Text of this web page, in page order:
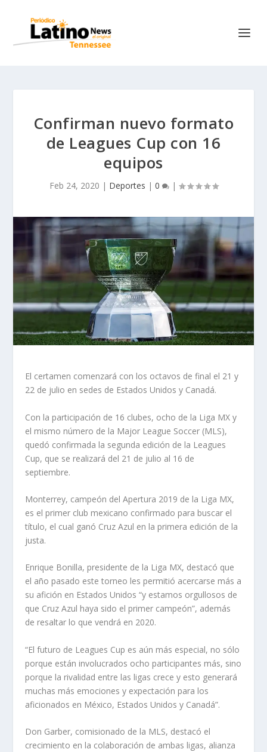
Confirman nuevo formato
de Leagues Cup con 16
equipos
Feb 24, 2020 | Deportes | 0 |
El certamen comenzará con los octavos de final el 21 y
22 de julio en sedes de Estados Unidos y Canadá.
Con la participación de 16 clubes, ocho de la Liga MX y
el mismo número de la Major League Soccer (MLS),
quedó confirmada la segunda edición de la Leagues
Cup, que se realizará del 21 de julio al 16 de
septiembre.
Monterrey, campeón del Apertura 2019 de la Liga MX,
es el primer club mexicano confirmado para buscar el
título, el cual ganó Cruz Azul en la primera edición de la
justa.
Enrique Bonilla, presidente de la Liga MX, destacó que
el año pasado este torneo les permitió acercarse más a
su afición en Estados Unidos “y estamos orgullosos de
que Cruz Azul haya sido el primer campeón”, además
de resaltar lo que vendrá en 2020.
“El futuro de Leagues Cup es aún más especial, no sólo
porque están involucrados ocho participantes más, sino
porque la rivalidad entre las ligas crece y esto generará
muchas más emociones y expectación para los
aficionados en México, Estados Unidos y Canadá”.
Don Garber, comisionado de la MLS, destacó el
crecimiento en la colaboración de ambas ligas, alianza